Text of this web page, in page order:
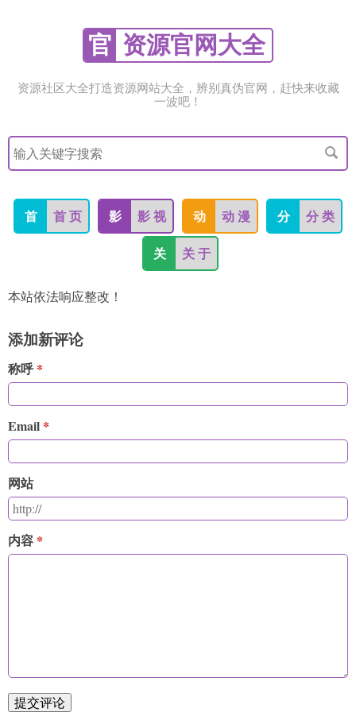
官 资源官网大全
资源社区大全打造资源网站大全，辨别真伪官网，赶快来收藏
一波吧！
搜
索
关
字
首 首 页 影 影 视 动 动 漫 分 分 类
关 关 于
本站依法响应整改！
添加新评论
称呼
Email
网站
内容
提交评论